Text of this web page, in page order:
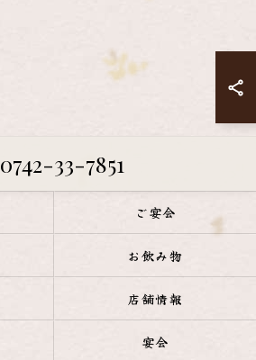
0742-33-7851
ご宴会
お飲み物
店舗情報
宴会